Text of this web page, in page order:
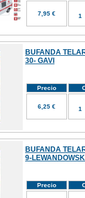
7,95 €
BUFANDA
30- GAVI
Precio
6,25 €
BUFANDA
9-
Precio